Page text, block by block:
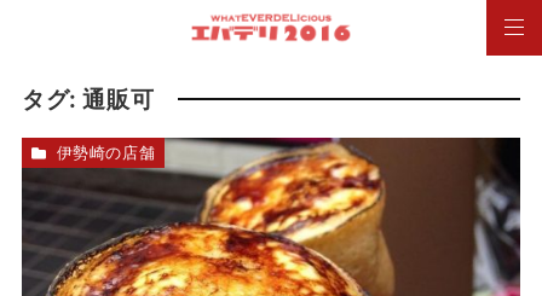
タグ:通販可
伊勢崎の店舗